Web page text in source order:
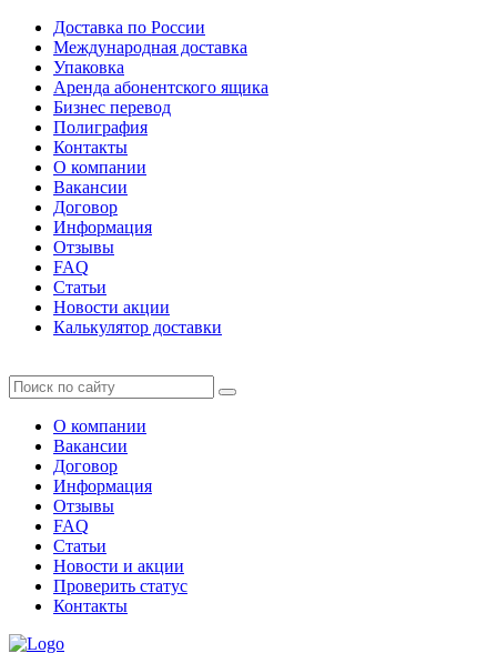
Доставка по России
Международная доставка
Упаковка
Аренда абонентского ящика
Бизнес перевод
Полиграфия
Контакты
О компании
Вакансии
Договор
Информация
Отзывы
FAQ
Статьи
Новости акции
Калькулятор доставки
О компании
Вакансии
Договор
Информация
Отзывы
FAQ
Статьи
Новости и акции
Проверить статус
Контакты